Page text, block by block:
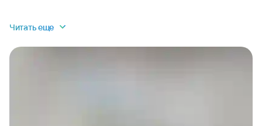
Читать еще